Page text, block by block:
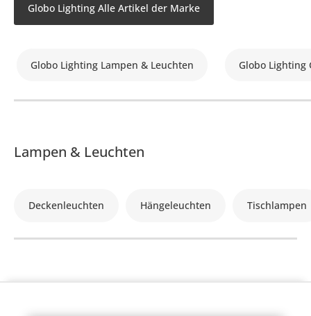
Globo Lighting Alle Artikel der Marke
Globo Lighting Lampen & Leuchten Globo Lighting
Lampen & Leuchten
Deckenleuchten Hängeleuchten Tischlampen